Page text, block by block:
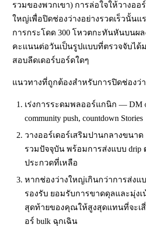
รวมของพวกเขา) การล่อใจให้วางออ
ใหญ่เพื่อปิดช่องว่างอย่างรวดเร็วนั้น
การกระโดด 300 โหวตกะทันหันบนผ
คะแนนต่อวันเป็นรูปแบบที่ตรวจจับได้
สอบลีดเดอร์บอร์ดใดๆ
แนวทางที่ถูกต้องสำหรับการปิดช่องว่
เร่งการระดมพลออร์แกนิก — DM
community push, countdown Stories
วางออร์เดอร์เสริมปานกลางขนาด
รวมปัจจุบัน พร้อมการส่งแบบ drip
ประกวดที่เหลือ
หากช่องว่างใหญ่เกินกว่าการส่งแ
รองรับ ยอมรับการขาดดุลและมุ่ง
สุดท้ายของคุณให้สูงสุดแทนที่จะเ
อร์ bulk ฉุกเฉิน